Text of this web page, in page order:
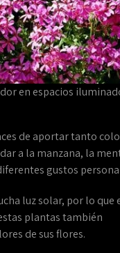
en espacios
de aportar tanto
a la manzana, la
gustos
luz solar, por lo que
plantas también
de sus flores.